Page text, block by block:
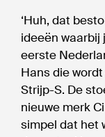
‘Huh, dat
ideeën waarbij
eerste
Hans die
Strijp-S. De
nieuwe merk
simpel dat het